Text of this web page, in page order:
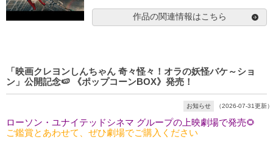
作品の関連情報はこちら
「映画クレヨンしんちゃん 奇々怪々！オラの妖怪バケ～ショ
ン」公開記念🍉 《ポップコーンBOX》発売！
お知らせ （2026-07-31更新）
ローソン・ユナイテッドシネマ グループの上映劇場で発売🌻
ご鑑賞とあわせて、ぜひ劇場でご購入ください